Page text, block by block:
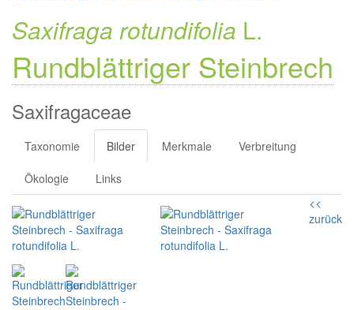
Saxifraga rotundifolia L.
Rundblättriger Steinbrech
Saxifragaceae
Taxonomie Bilder Merkmale Verbreitung
Ökologie
Links
<<
zurück